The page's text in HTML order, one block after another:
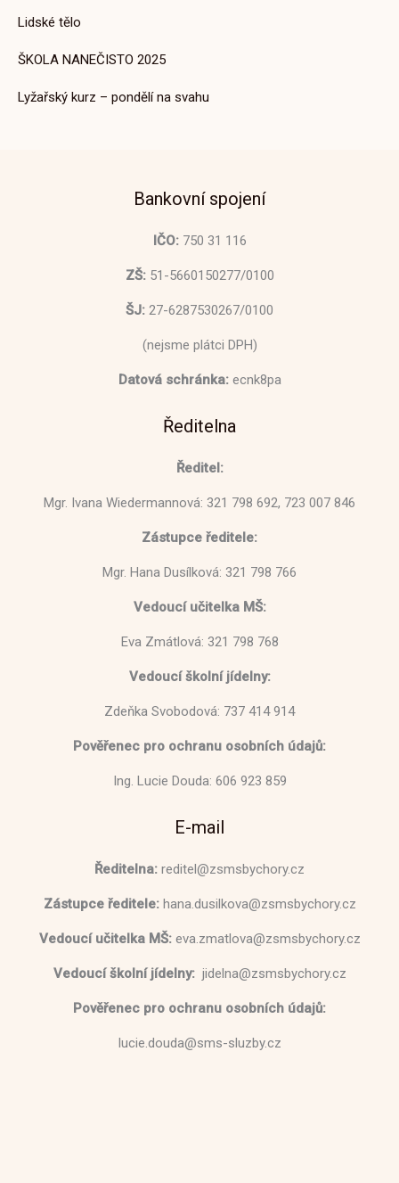
Lidské tělo
ŠKOLA NANEČISTO 2025
Lyžařský kurz – pondělí na svahu
Bankovní spojení
IČO:750 31 116
ZŠ:51-5660150277/0100
ŠJ: 27-6287530267/0100
(nejsme plátci DPH)
Datová schránka:ecnk8pa
Ředitelna
Ředitel:
Mgr. Ivana Wiedermannová: 321 798 692, 723 007 846
Zástupce ředitele:
Mgr. Hana Dusílková: 321 798 766
Vedoucí učitelka MŠ:
Eva Zmátlová: 321 798 768
Vedoucí školní jídelny:
Zdeňka Svobodová: 737 414 914
Pověřenec pro ochranu osobních údajů:
Ing. Lucie Douda: 606 923 859
E-mail
Ředitelna: reditel@zsmsbychory.cz
Zástupce ředitele:hana.dusilkova@zsmsbychory.cz
Vedoucí učitelka MŠ:eva.zmatlova@zsmsbychory.cz
Vedoucí školní jídelny: jidelna@zsmsbychory.cz
Pověřenec pro ochranu osobních údajů:
lucie.douda@sms-sluzby.cz